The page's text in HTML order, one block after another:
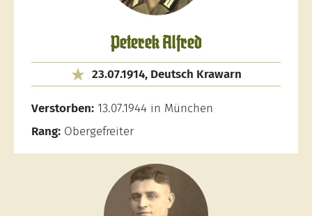
Peterek Alfred
23.07.1914, Deutsch Krawarn
Verstorben: 13.07.1944 in München
Rang: Obergefreiter